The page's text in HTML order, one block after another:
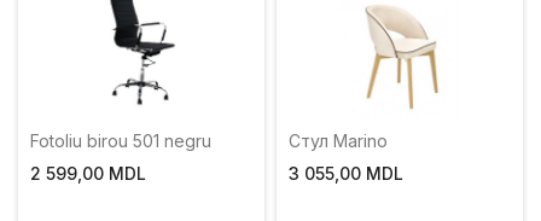
Fotoliu birou 501 negru
2 599,00 MDL
Стул Marino
3 055,00 MDL